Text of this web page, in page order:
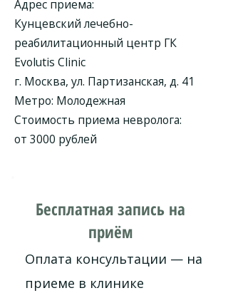
Адрес приема:
Кунцевский лечебно-
реабилитационный центр ГК
Evolutis Clinic
г. Москва, ул. Партизанская, д. 41
Метро: Молодежная
Стоимость приема невролога:
от 3000 рублей
Бесплатная запись на
приём
Оплата консультации — на
приеме в клинике